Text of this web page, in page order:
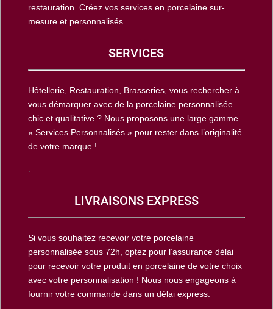
restauration. Créez vos services en porcelaine sur-
mesure et personnalisés.
SERVICES
Hôtellerie, Restauration, Brasseries, vous rechercher à
vous démarquer avec de la porcelaine personnalisée
chic et qualitative ? Nous proposons une large gamme
« Services Personnalisés » pour rester dans l’originalité
de votre marque !
LIVRAISONS EXPRESS
Si vous souhaitez recevoir votre porcelaine
personnalisée sous 72h, optez pour l’assurance délai
pour recevoir votre produit en porcelaine de votre choix
avec votre personnalisation ! Nous nous engageons à
fournir votre commande dans un délai express.